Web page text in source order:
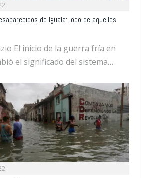
de Iguala: lodo de aquellos
El inicio de la guerra fría en
el significado del sistema…